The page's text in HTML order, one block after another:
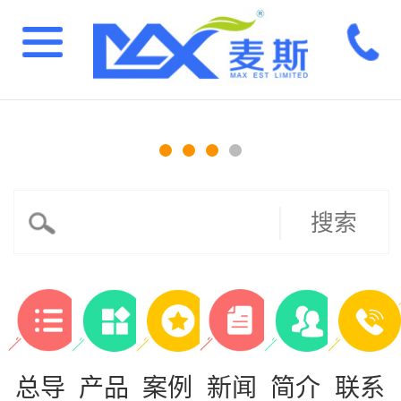
搜索
总导 产品 案例 新闻 简介 联系